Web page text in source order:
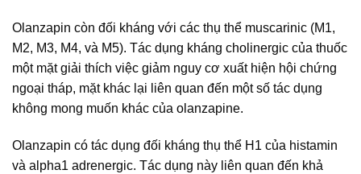
Olanzapin còn đối kháng với các thụ thể muscarinic (M1,
M2, M3, M4, và M5). Tác dụng kháng cholinergic của thuốc
một mặt giải thích việc giảm nguy cơ xuất hiện hội chứng
ngoại tháp, mặt khác lại liên quan đến một số tác dụng
không mong muốn khác của olanzapine.
Olanzapin có tác dụng đối kháng thụ thể H1 của histamin
và alpha1 adrenergic. Tác dụng này liên quan đến khả